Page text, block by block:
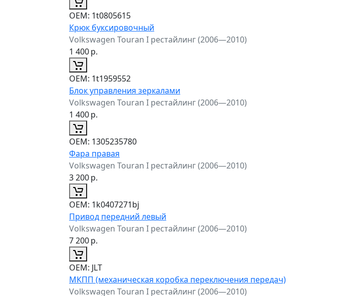
ОЕМ: 1t0805615
Крюк буксировочный
Volkswagen Touran I рестайлинг (2006—2010)
1 400р.
ОЕМ: 1t1959552
Блок управления зеркалами
Volkswagen Touran I рестайлинг (2006—2010)
1 400р.
ОЕМ: 1305235780
Фара правая
Volkswagen Touran I рестайлинг (2006—2010)
3 200р.
ОЕМ: 1k0407271bj
Привод передний левый
Volkswagen Touran I рестайлинг (2006—2010)
7 200р.
ОЕМ: JLT
МКПП (механическая коробка переключения передач)
Volkswagen Touran I рестайлинг (2006—2010)